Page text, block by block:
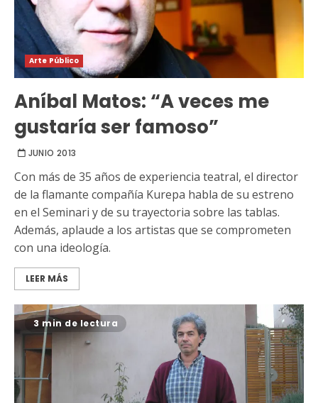
Arte Público
Aníbal Matos: “A veces me
gustaría ser famoso”
JUNIO 2013
Con más de 35 años de experiencia teatral, el director
de la flamante compañía Kurepa habla de su estreno
en el Seminari y de su trayectoria sobre las tablas.
Además, aplaude a los artistas que se comprometen
con una ideología.
LEER MÁS
3 min de lectura